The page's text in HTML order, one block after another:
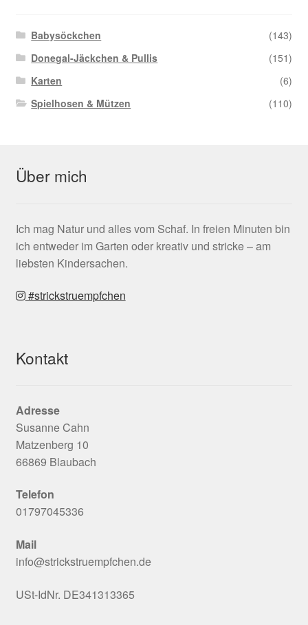
Babysöckchen
(143)
Donegal-Jäckchen & Pullis
(151)
Karten
(6)
Spielhosen & Mützen
(110)
Über mich
Ich mag Natur und alles vom Schaf. In freien Minuten bin
ich entweder im Garten oder kreativ und stricke – am
liebsten Kindersachen.
#strickstruempfchen
Kontakt
Adresse
Susanne Cahn
Matzenberg 10
66869 Blaubach
Telefon
01797045336
Mail
info@strickstruempfchen.de
USt-IdNr. DE341313365